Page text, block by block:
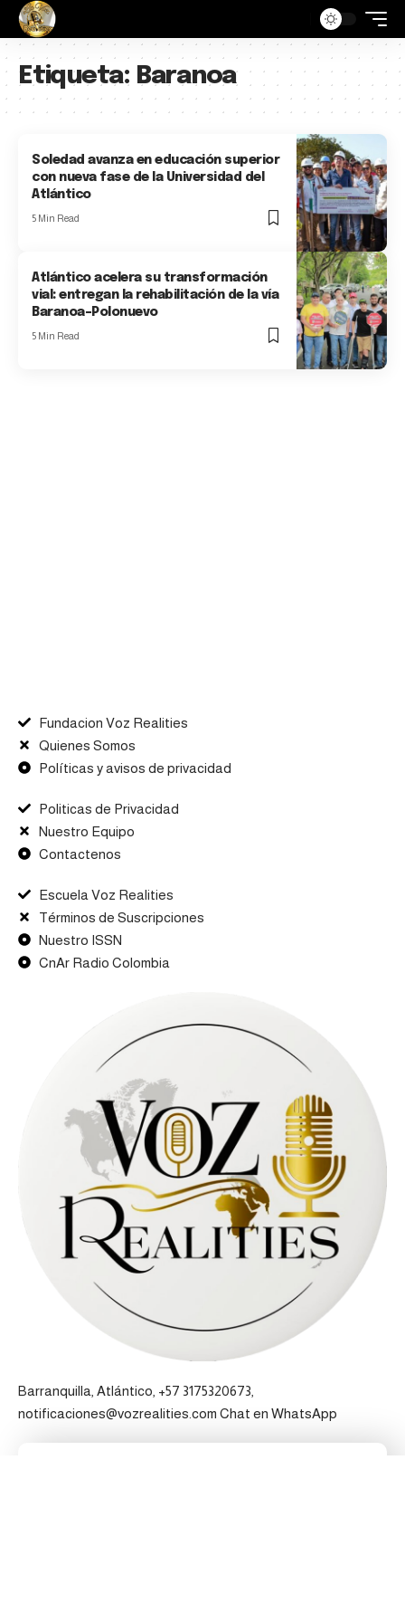
Etiqueta: Baranoa
Soledad avanza en educación superior
con nueva fase de la Universidad del
Atlántico
5 Min Read
Atlántico acelera su transformación
vial: entregan la rehabilitación de la vía
Baranoa–Polonuevo
5 Min Read
Fundacion Voz Realities
Quienes Somos
Políticas y avisos de privacidad
Politicas de Privacidad
Nuestro Equipo
Contactenos
Escuela Voz Realities
Términos de Suscripciones
Nuestro ISSN
CnAr Radio Colombia
Barranquilla, Atlántico, +57 3175320673,
notificaciones@vozrealities.com Chat en WhatsApp